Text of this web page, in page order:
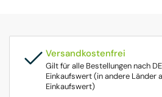
Versandkostenfrei
Gilt für alle Bestellungen nach
Einkaufswert (in andere
Einkaufswert)